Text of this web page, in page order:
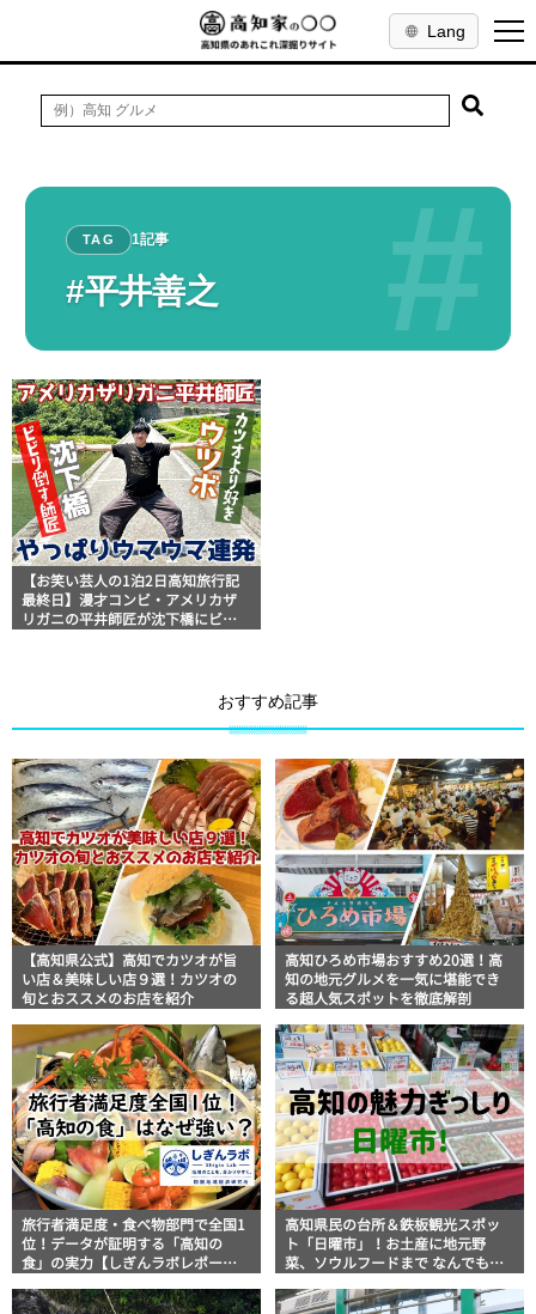
Lang
#
TAG 1記事
#平井善之
【お笑い芸人の1泊2日高知旅行記
最終日】漫才コンビ・アメリカザ
リガニの平井師匠が沈下橋にビビ
おすすめ記事
【高知県公式】高知でカツオが旨
い店＆美味しい店９選！カツオの
旬とおススメのお店を紹介
高知ひろめ市場おすすめ20選！高
知の地元グルメを一気に堪能でき
る超人気スポットを徹底解剖
旅行者満足度・食べ物部門で全国1
位！データが証明する「高知の
食」の実力【しぎんラボレポー
高知県民の台所＆鉄板観光スポッ
ト「日曜市」！お土産に地元野
菜、ソウルフードまで なんでもそ
説！